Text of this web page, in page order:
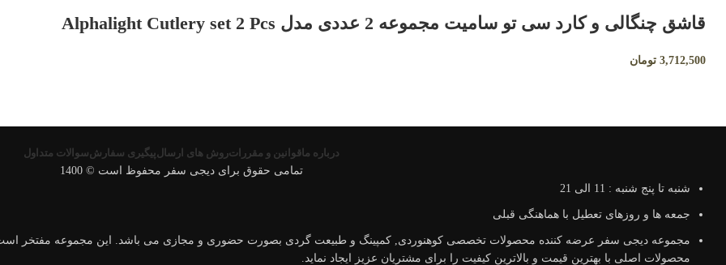
قاشق چنگالی و کارد سی تو سامیت مجموعه 2 عددی مدل Alphalight Cutlery set 2 Pcs
3,712,500 تومان
درباره ما قوانین و مقرراتروش های ارسالپیگیری سفارشسوالات متداول
تمامی حقوق برای دیجی سفر محفوظ است © 1400
شنبه تا پنج شنبه : 11 الی 21
جمعه ها و روزهای تعطیل با هماهنگی قبلی
مجموعه دیجی سفر عرضه کننده محصولات تخصصی کوهنوردی, کمپینگ و طبیعت گردی بصورت حضوری و مجازی می باشد. این مجموعه مفتخر است, با
محصولات اصلی با بهترین قیمت و بالاترین کیفیت را برای مشتریان عزیز ایجاد نماید.